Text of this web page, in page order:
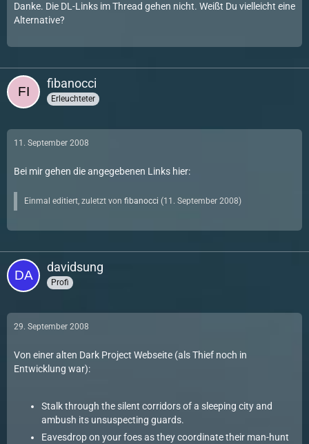
Danke. Die DL-Links im Thread gehen nicht. Weißt Du vielleicht eine
Alternative?
fibanocci
Erleuchteter
11. September 2008
Bei mir gehen die angegebenen Links hier:
Einmal editiert, zuletzt von fibanocci (11. September 2008)
davidsung
Profi
29. September 2008
Von einer alten Dark Project Webseite (als Thief noch in
Entwicklung war):
Stalk through the silent corridors of a sleeping city and
ambush its unsuspecting guards.
Eavesdrop on your foes as they coordinate their man-hunt